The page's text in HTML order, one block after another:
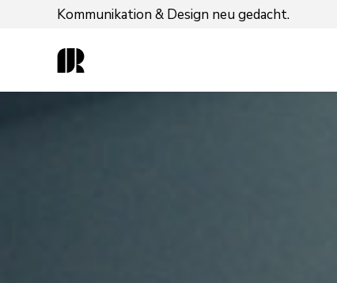
Kommunikation & Design neu gedacht.